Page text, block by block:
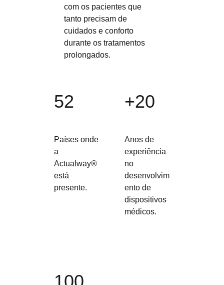
com os pacientes que
tanto precisam de
cuidados e conforto
durante os tratamentos
prolongados.
52
Países onde
a
Actualway®
está
presente.
+20
Anos de
experiência
no
desenvolvim
ento de
dispositivos
médicos.